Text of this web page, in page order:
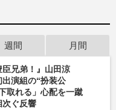
週間 月間
兄弟！』山田涼
演組の“扮装公
取れる」心配を一蹴
次ぐ反響